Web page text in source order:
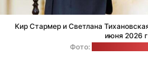
Кир Стармер и Светлана
июня 2026
Фото: